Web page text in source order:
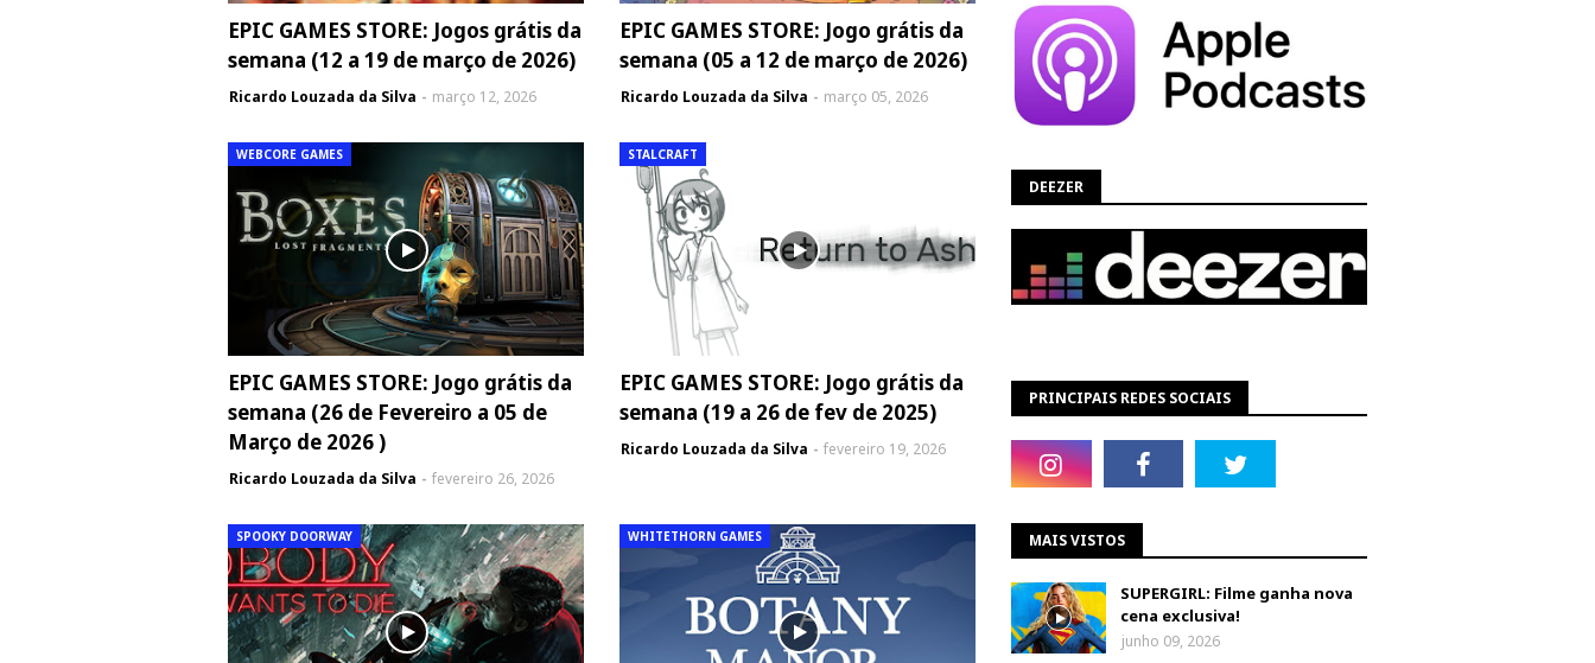
EPIC GAMES STORE: Jogos grátis da
semana (12 a 19 de março de 2026)
Ricardo Louzada da Silva março 12, 2026
EPIC GAMES STORE: Jogo grátis da
semana (05 a 12 de março de 2026)
Ricardo Louzada da Silva março 05, 2026
WEBCORE GAMES
EPIC GAMES STORE: Jogo grátis da
semana (26 de Fevereiro a 05 de
Março de 2026 )
Ricardo Louzada da Silva fevereiro 26, 2026
STALCRAFT
EPIC GAMES STORE: Jogo grátis da
semana (19 a 26 de fev de 2025)
Ricardo Louzada da Silva fevereiro 19, 2026
SPOOKY DOORWAY WHITETHORN GAMES
DEEZER
PRINCIPAIS REDES SOCIAIS
MAIS VISTOS
SUPERGIRL: Filme ganha nova
cena exclusiva!
junho 09, 2026